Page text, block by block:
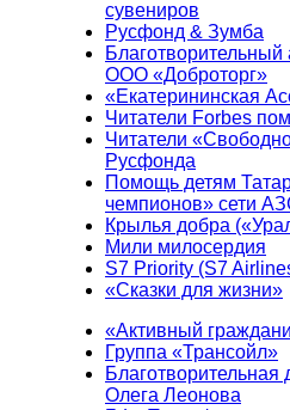
сувениров
Русфонд & Зумба
Благотворительный
ООО «Доброторг»
«Екатерининская
Читатели Forbes
Читатели
Русфонда
Помощь детям
чемпионов» сети
Крылья добра
Мили милосердия
S7 Priority (S7
«Сказки для жизни»
«Активный
Группа «Трансойл»
Благотворительная
Олега Леонова